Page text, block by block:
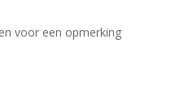
voor een opmerking